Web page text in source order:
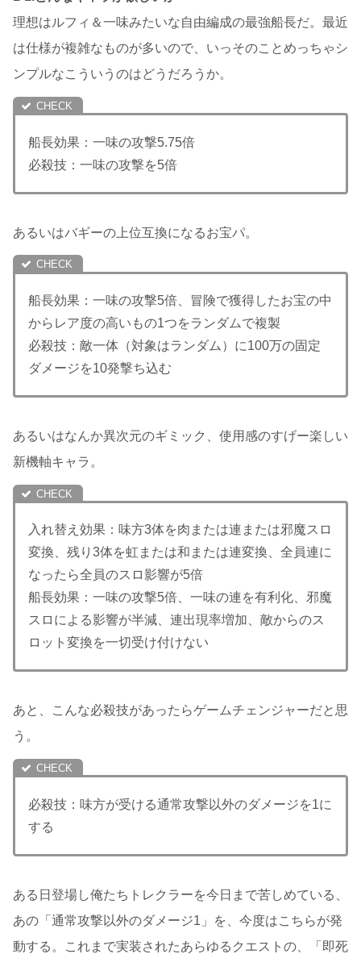
理想はルフィ＆一味みたいな自由編成の最強船長だ。最近
は仕様が複雑なものが多いので、いっそのことめっちゃシ
ンプルなこういうのはどうだろうか。
船長効果：一味の攻撃5.75倍
必殺技：一味の攻撃を5倍
あるいはバギーの上位互換になるお宝パ。
船長効果：一味の攻撃5倍、冒険で獲得したお宝の中
からレア度の高いもの1つをランダムで複製
必殺技：敵一体（対象はランダム）に100万の固定
ダメージを10発撃ち込む
あるいはなんか異次元のギミック、使用感のすげー楽しい
新機軸キャラ。
入れ替え効果：味方3体を肉または連または邪魔スロ
変換、残り3体を虹または和または連変換、全員連に
なったら全員のスロ影響が5倍
船長効果：一味の攻撃5倍、一味の連を有利化、邪魔
スロによる影響が半減、連出現率増加、敵からのス
ロット変換を一切受け付けない
あと、こんな必殺技があったらゲームチェンジャーだと思
う。
必殺技：味方が受ける通常攻撃以外のダメージを1に
する
ある日登場し俺たちトレクラーを今日まで苦しめている、
あの「通常攻撃以外のダメージ1」を、今度はこちらが発
動する。これまで実装されたあらゆるクエストの、「即死